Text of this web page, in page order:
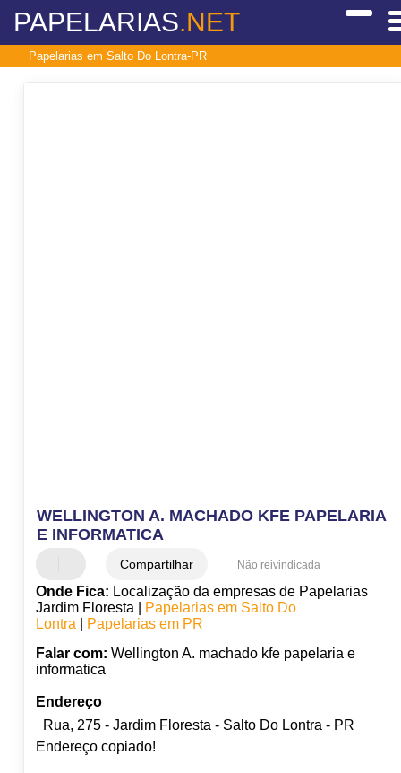
PAPELARIAS.NET
Papelarias em Salto Do Lontra-PR
WELLINGTON A. MACHADO KFE PAPELARIA
E INFORMATICA
Compartilhar Não reivindicada
Onde Fica: Localização da empresas de Papelarias
Jardim Floresta |
Papelarias em Salto Do
Lontra|
Papelarias em PR
Falar com: Wellington A. machado kfe papelaria e
informatica
Endereço
Rua, 275 - Jardim Floresta - Salto Do Lontra - PR
Endereço copiado!